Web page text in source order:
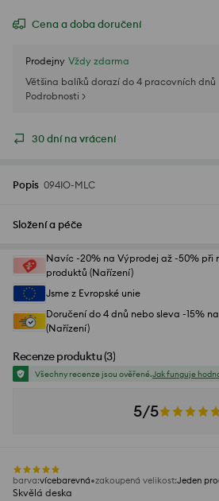
Cena a doba doručení
Prodejny Vždy zdarma
Většina balíků dorazí do 4 pracovních dnů
Podrobnosti >
30 dní na vrácení
Popis 094IO-MLC
Složení a péče
Navíc -20% na Výprodej až -50% při
produktů (Nařízení)
Jsme z Evropské unie
Doručení do 4 dnů nebo sleva -15%
(Nařízení)
Recenze produktu(3)
Všechny recenze jsou ověřené.Jak funguje
5/5
barva:vícebarevná zakoupená velikost:Jeden
Skvělá deska